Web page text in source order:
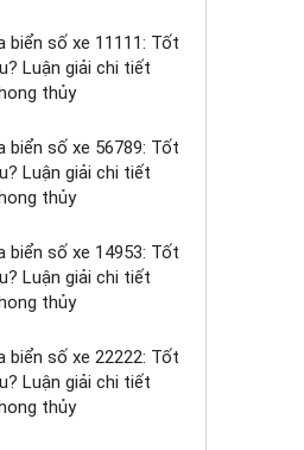
biển số xe 11111: Tốt
Luận giải chi tiết
thủy
biển số xe 56789: Tốt
Luận giải chi tiết
thủy
biển số xe 14953: Tốt
Luận giải chi tiết
thủy
biển số xe 22222: Tốt
Luận giải chi tiết
thủy